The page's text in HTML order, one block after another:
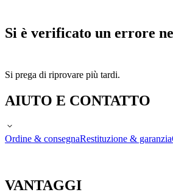
Si è verificato un errore
Si prega di riprovare più tardi.
AIUTO E CONTATTO
Ordine & consegnaRestituzione & garanzia
VANTAGGI